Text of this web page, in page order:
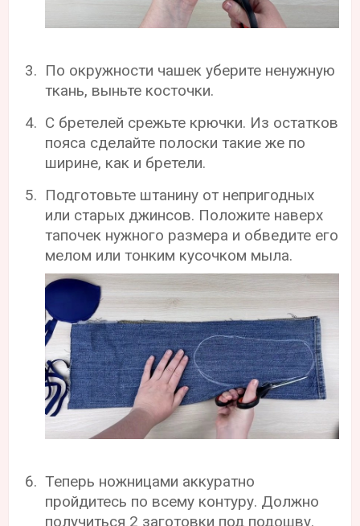
По окружности чашек уберите ненужную
ткань, выньте косточки.
С бретелей срежьте крючки. Из остатков
пояса сделайте полоски такие же по
ширине, как и бретели.
Подготовьте штанину от непригодных
или старых джинсов. Положите наверх
тапочек нужного размера и обведите его
мелом или тонким кусочком мыла.
Теперь ножницами аккуратно
пройдитесь по всему контуру. Должно
получиться 2 заготовки под подошву.